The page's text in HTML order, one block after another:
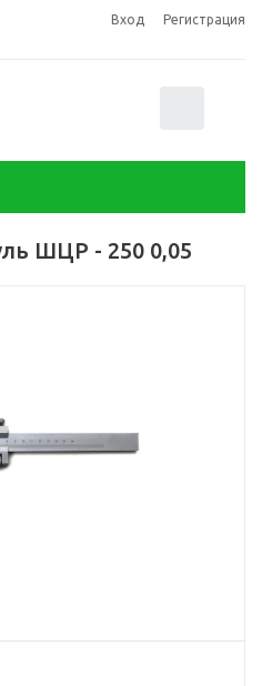
Вход Регистрация
ШЦР - 250 0,05